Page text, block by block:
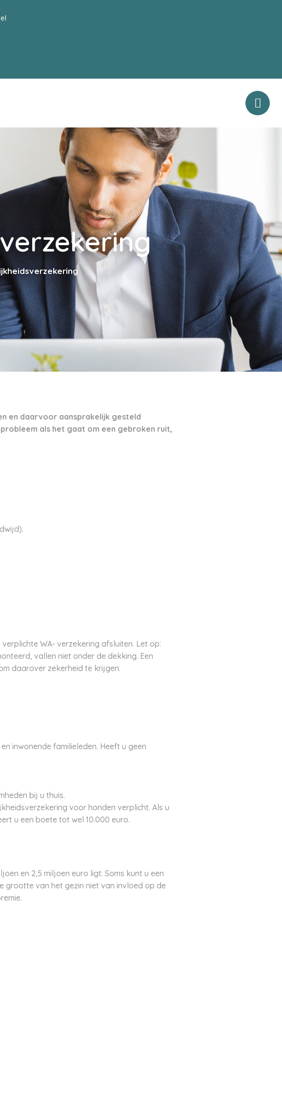
en daarvoor aansprakelijk gesteld
als het gaat om een gebroken ruit,
WA- verzekering afsluiten. Let op:
vallen niet onder de dekking. Een
daarover zekerheid te krijgen.
inwonende familieleden. Heeft u geen
bij u thuis.
voor honden verplicht. Als u
u een boete tot wel 10.000 euro.
en 2,5 miljoen euro ligt. Soms kunt u een
grootte van het gezin niet van invloed op de